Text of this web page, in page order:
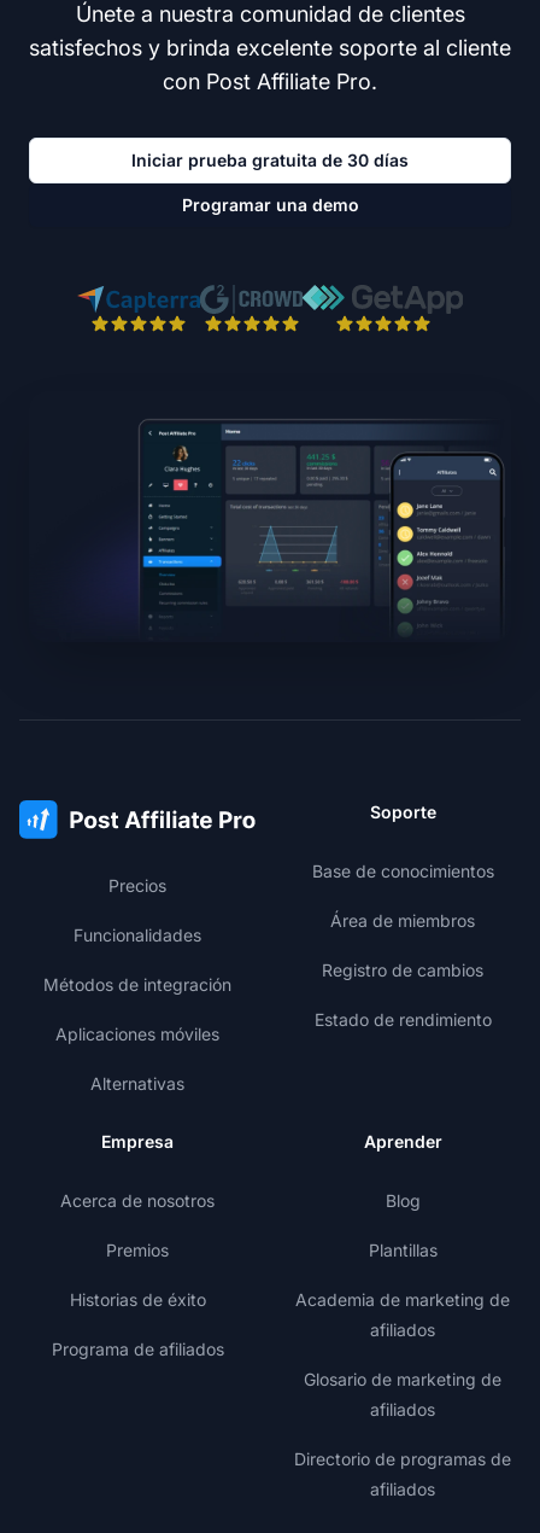
Únete a nuestra comunidad de clientes
satisfechos y brinda excelente soporte al cliente
con Post Affiliate Pro.
Iniciar prueba gratuita de 30 días
Programar una demo
Precios
Funcionalidades
Métodos de integración
Aplicaciones móviles
Alternativas
Soporte
Base de conocimientos
Área de miembros
Registro de cambios
Estado de rendimiento
Empresa
Acerca de nosotros
Premios
Historias de éxito
Programa de afiliados
Aprender
Blog
Plantillas
Academia de marketing de
afiliados
Glosario de marketing de
afiliados
Directorio de programas de
afiliados